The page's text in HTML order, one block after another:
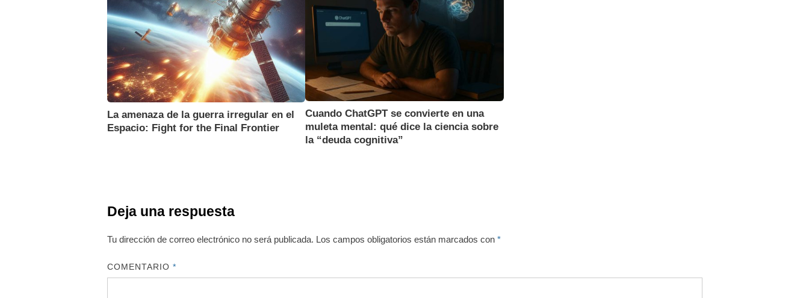
La amenaza de la guerra irregular en el
Espacio: Fight for the Final Frontier
Cuando ChatGPT se convierte en una
muleta mental: qué dice la ciencia sobre
la “deuda cognitiva”
Deja una respuesta
Tu dirección de correo electrónico no será publicada. Los campos obligatorios están marcados con *
COMENTARIO*